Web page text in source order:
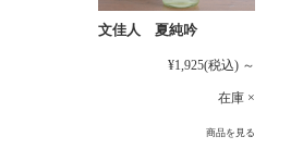
文佳人 夏純吟
¥1,925(税込) ～
在庫 ×
商品を見る